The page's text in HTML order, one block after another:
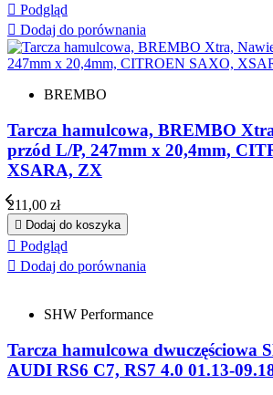
 Podgląd
 Dodaj do porównania
BREMBO
Tarcza hamulcowa, BREMBO
przód L/P, 247mm x 20,4mm,
XSARA, ZX
Cena
211,00 zł
 Dodaj do koszyka
 Podgląd
 Dodaj do porównania
SHW Performance
Tarcza hamulcowa dwuczęściowa
AUDI RS6 C7, RS7 4.0 01.13-